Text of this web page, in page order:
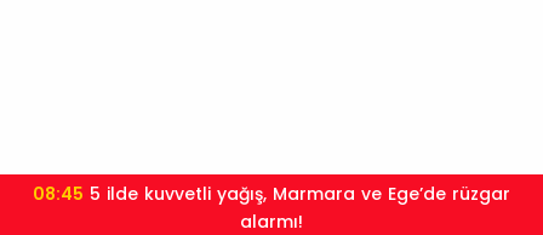
08:45
alarmı!